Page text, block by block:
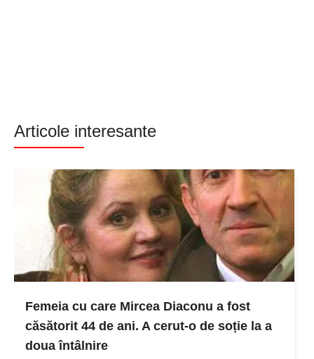
Articole interesante
Femeia cu care Mircea Diaconu a fost
căsătorit 44 de ani. A cerut-o de soție la a
doua întâlnire